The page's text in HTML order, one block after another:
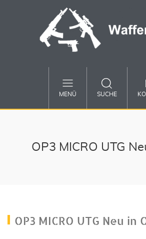
MENÜ SUCHE
OP3 MICRO UTG
OP3 MICRO UTG Neu in